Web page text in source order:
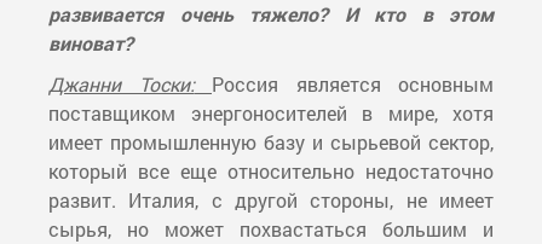
развивается очень тяжело? И кто в этом
виноват?
Джанни Тоски:
Россия является основным
поставщиком энергоносителей в мире, хотя
имеет промышленную базу и сырьевой сектор,
который все еще относительно недостаточно
развит. Италия, с другой стороны, не имеет
сырья, но может похвастаться большим и